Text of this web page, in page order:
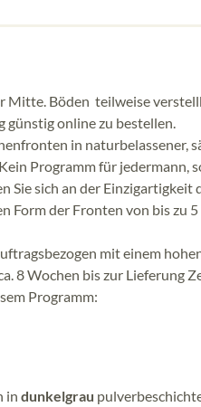
Mitte. Böden teilweise
günstig online zu bestellen.
in naturbelassener,
Programm für jedermann,
Sie sich an der Einzigartigkeit
Form der Fronten von bis zu
mit einem
8 Wochen bis zur Lieferung
Programm:
in dunkelgrau